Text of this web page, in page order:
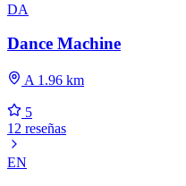
DA
Dance Machine
A 1.96 km
5
12 reseñas
EN